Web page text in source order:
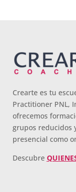
Crearte es tu
Practitioner PNL,
ofrecemos
grupos reducidos
presencial como
Descubre